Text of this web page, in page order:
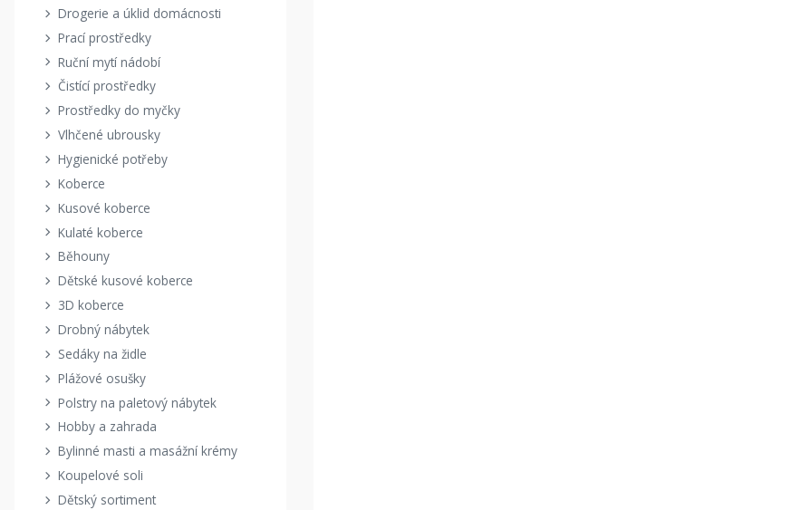
Drogerie a úklid domácnosti
Prací prostředky
Ruční mytí nádobí
Čistící prostředky
Prostředky do myčky
Vlhčené ubrousky
Hygienické potřeby
Koberce
Kusové koberce
Kulaté koberce
Běhouny
Dětské kusové koberce
3D koberce
Drobný nábytek
Sedáky na židle
Plážové osušky
Polstry na paletový nábytek
Hobby a zahrada
Bylinné masti a masážní krémy
Koupelové soli
Dětský sortiment